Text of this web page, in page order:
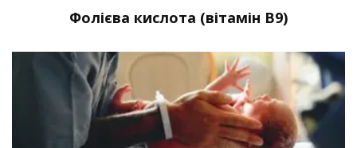
Фолієва кислота (вітамін В9)